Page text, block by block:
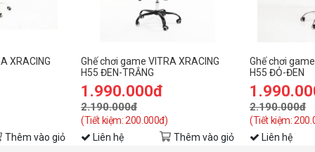
XRACING
Thêm vào giỏ
Ghế chơi game VITRA XRACING
H55 ĐEN-TRẮNG
1.990.000đ
2.190.000đ
(Tiết kiệm: 200.000đ)
Liên hệ
Thêm vào giỏ
Ghế chơi
H55 ĐỎ-ĐEN
2.190.000đ
(Tiết kiệm:
Liên hệ